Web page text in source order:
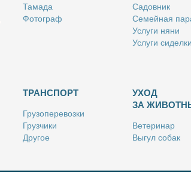
Та­ма­да
Фо­то­граф
Са­дов­ник
Се­мей­ная
Услу­ги ня­ни
Услу­ги си­дел­ки
ТРАНСПОРТ
Гру­зо­пе­ре­воз­ки
Груз­чи­ки
Дру­гое
Так­си
УХОД
ЗА
Ве­те­ри­нар
Вы­гул со­бак
Стриж­ка